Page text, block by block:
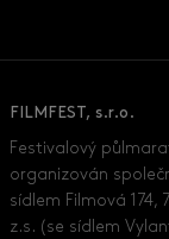
FILMFEST, s.r.o.
Festivalový
organizován
sídlem Filmová 174,
z.s. (se sídlem